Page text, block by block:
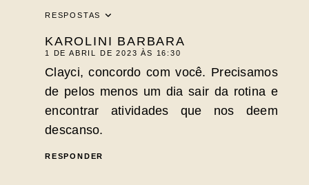
RESPOSTAS
KAROLINI BARBARA
1 DE ABRIL DE 2023 ÀS 16:30
Clayci, concordo com você. Precisamos
de pelos menos um dia sair da rotina e
encontrar atividades que nos deem
descanso.
RESPONDER